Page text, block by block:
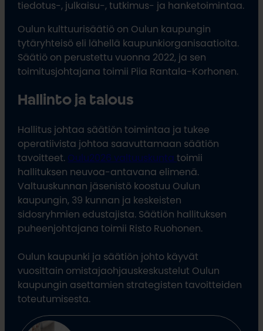
tiedotus-, julkaisu-, tutkimus- ja hanketoimintaa.
Oulun kulttuurisäätiö on Oulun kaupungin
tytäryhteisö eli lähellä kaupunkiorganisaatioita.
Säätiö on perustettu vuonna 2022, ja sen
toimitusjohtajana toimii Piia Rantala-Korhonen.
Hallinto ja talous
Hallitus johtaa säätiön toimintaa ja tukee
operatiivista johtoa saavuttamaan säätiön
tavoitteet. Oulu2026 valtuuskuntatoimii
hallituksen neuvoa-antavana elimenä.
Valtuuskunnan jäsenistö koostuu Oulun
kaupungin, 39 kunnan ja keskeisten
sidosryhmien edustajista. Säätiön hallituksen
puheenjohtajana toimii Risto Ruohonen.
Oulun kaupunki ja säätiön johto käyvät
vuosittain omistajaohjauskeskustelut Oulun
kaupungin asettamien strategisten tavoitteiden
toteutumisesta.